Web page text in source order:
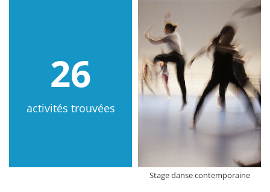
26
activités trouvées
Stage danse contemporaine